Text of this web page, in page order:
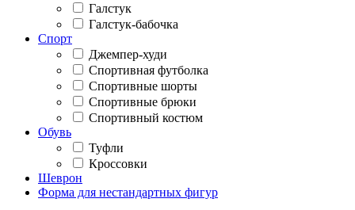
Галстук
Галстук-бабочка
Спорт
Джемпер-худи
Спортивная футболка
Спортивные шорты
Спортивные брюки
Спортивный костюм
Обувь
Туфли
Кроссовки
Шеврон
Форма для нестандартных фигур